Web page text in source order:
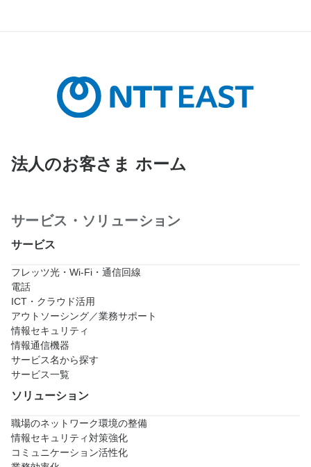
法人のお客さま ホーム
サービス・ソリューション
サービス
フレッツ光・Wi-Fi・通信回線
電話
ICT・クラウド活用
アウトソーシング／業務サポート
情報セキュリティ
情報通信機器
サービス名から探す
サービス一覧
ソリューション
職場のネットワーク環境の整備
情報セキュリティ対策強化
コミュニケーション活性化